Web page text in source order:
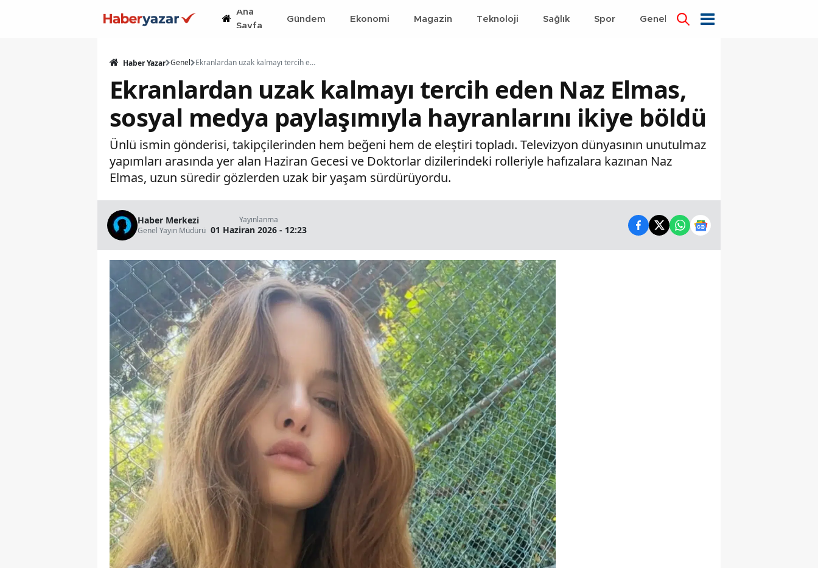
Ana
Sayfa
Gündem Ekonomi Magazin Teknoloji Sağlık Spor Genel Dünya
Haber Yazar Genel Ekranlardan uzak kalmayı tercih eden Naz Elmas, sosyal medya paylaşımıyla hayranlarını ikiye böldü
Ekranlardan uzak kalmayı tercih eden Naz Elmas,
sosyal medya paylaşımıyla hayranlarını ikiye böldü
Ünlü ismin gönderisi, takipçilerinden hem beğeni hem de eleştiri topladı. Televizyon dünyasının unutulmaz
yapımları arasında yer alan Haziran Gecesi ve Doktorlar dizilerindeki rolleriyle hafızalara kazınan Naz
Elmas, uzun süredir gözlerden uzak bir yaşam sürdürüyordu.
Haber Merkezi
Genel Yayın Müdürü
Yayınlanma
01 Haziran 2026 - 12:23